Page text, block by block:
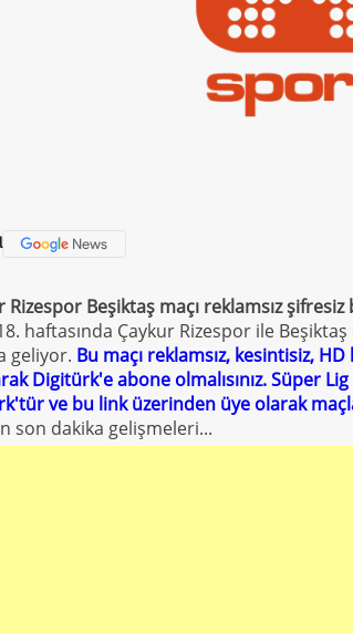
Rizespor Beşiktaş maçı reklamsız
haftasında Çaykur Rizespor ile
geliyor. Bu maçı reklamsız, kesintisiz,
Digitürk'e abone olmalısınız. Süper
ve bu link üzerinden üye olarak
son dakika gelişmeleri...